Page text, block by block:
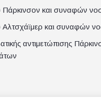
Πάρκινσον και συναφών
Αλτσχάϊμερ και συναφών
αντιμετώπισης